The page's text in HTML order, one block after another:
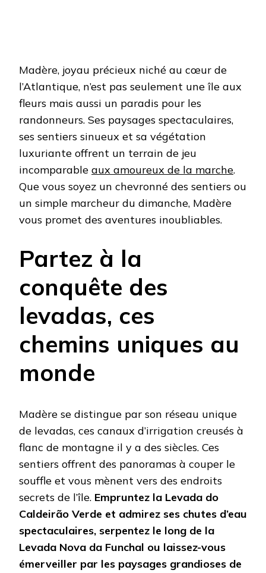
Madère, joyau précieux niché au cœur de
l’Atlantique, n’est pas seulement une île aux
fleurs mais aussi un paradis pour les
randonneurs. Ses paysages spectaculaires,
ses sentiers sinueux et sa végétation
luxuriante offrent un terrain de jeu
incomparable aux amoureux de la marche.
Que vous soyez un chevronné des sentiers ou
un simple marcheur du dimanche, Madère
vous promet des aventures inoubliables.
Partez à la
conquête des
levadas, ces
chemins uniques au
monde
Madère se distingue par son réseau unique
de levadas, ces canaux d’irrigation creusés à
flanc de montagne il y a des siècles. Ces
sentiers offrent des panoramas à couper le
souffle et vous mènent vers des endroits
secrets de l’île. Empruntez la Levada do
Caldeirão Verde et admirez ses chutes d’eau
spectaculaires, serpentez le long de la
Levada Nova da Funchal ou laissez-vous
émerveiller par les paysages grandioses de